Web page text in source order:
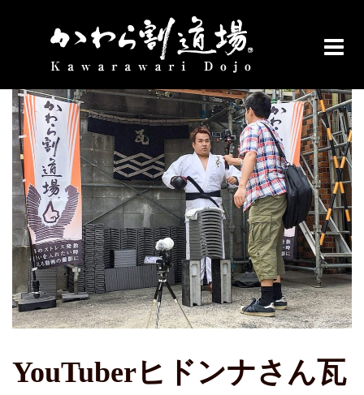
ツ
投稿者:kawaramaster
YouTuberヒドンナさん瓦